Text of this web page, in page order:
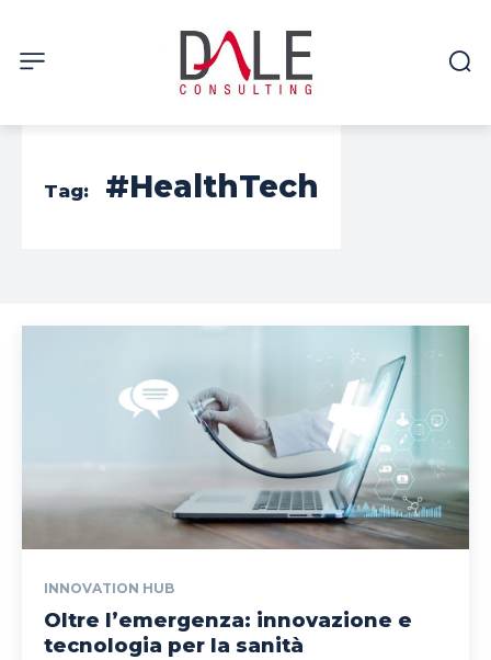
Tag: #HealthTech
INNOVATION HUB
Oltre l’emergenza: innovazione e
tecnologia per la sanità